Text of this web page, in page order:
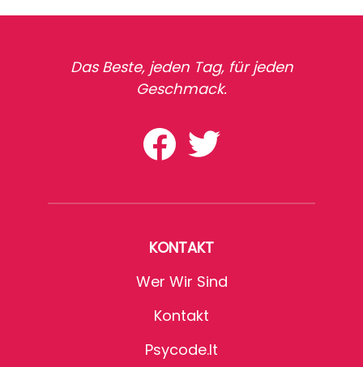
Das Beste, jeden Tag, für jeden
Geschmack.
KONTAKT
Wer Wir Sind
Kontakt
Psycode.it